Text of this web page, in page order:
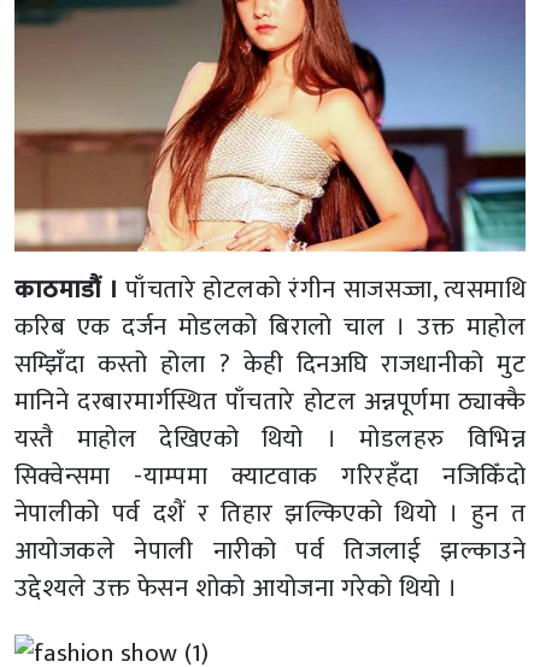
काठमाडौं । पाँचतारे होटलको रंगीन साजसज्जा, त्यसमाथि
करिब एक दर्जन मोडलको बिरालो चाल । उक्त माहोल
सम्झिँदा कस्तो होला ? केही दिनअघि राजधानीको मुट
मानिने दरबारमार्गस्थित पाँचतारे होटल अन्नपूर्णमा ठ्याक्कै
यस्तै माहोल देखिएको थियो । मोडलहरु विभिन्न
सिक्वेन्समा -याम्पमा क्याटवाक गरिरहँदा नजिकिँदो
नेपालीको पर्व दशैं र तिहार झल्किएको थियो । हुन त
आयोजकले नेपाली नारीको पर्व तिजलाई झल्काउने
उद्देश्यले उक्त फेसन शोको आयोजना गरेको थियो ।